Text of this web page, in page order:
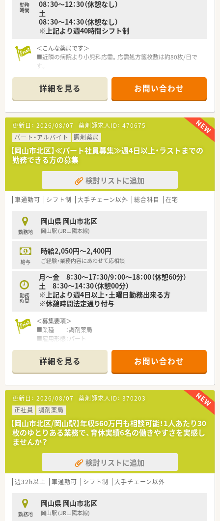
勤務
時間
08：30～12：30（休憩なし）
土
08：30～14：30（休憩なし）
※上記より週40時間シフト制
＜こんな薬局です＞
■近隣の病院より小児科応需。応需処方箋枚数は約80枚/日で
す。
◎
■岡山駅よりバスで10分。大きな通りに面しており、マイカー通
勤もしやすい立地です♪
＜業務内容＞
■処方箋による調剤業務、服薬指導、薬剤情報の提供など
＜研修制度＞
■現場の先輩薬剤師より指導を受けて頂きます。調剤未経験の
方もお気軽にご相談ください。
■岡山県内に4店舗展開している法人になります。幅広い事業展
開をしているため経営も安定しています。
い事業展開をしています。
＜こんな方にもオススメ＞
■県外異動などがなく地域に根差して働きたい方
詳細を見る お問い合わせ
更新日： 2026/08/07 薬剤師求人ID： 470675
パート・アルバイト
調剤薬局
【岡山市北区】≪パート社員募集≫週4日以上・ラストまでの
勤務できる方の募集
検討リストに追加
車通勤可 シフト制 大手チェーン以外 総合科目 在宅
勤務地
岡山県 岡山市北区
岡山駅 (JR山陽本線)
給与
時給2,050円～2,400円
ご経験・業務内容にあわせて応相談
勤務
時間
月～金 8：30～17：30/9：00～18：00（休憩60分）
土 8：30～14：30（休憩00分）
※上記より週4日以上・土曜日勤務出来る方
※休憩時間法定通り付与
＜募集要項＞
■業種 ：調剤薬局
■雇用形態：パート
■資格 ：薬剤師免許をお持ちの方（取得見込みの方を含む）
■給与 ：時給2,050円～2,400円
■勤務時間：月～金 8：30～17：30/9：00～18：00（休憩60分）
土 8：30～14：30（休憩00分）
※上記より週4日以上・土曜日勤務出来る方
■休日 ：日、祝日、その他シフトによる。
■福利厚生諸手当：白衣、調剤印、ロッカー、休憩室、無料駐車場
＜こんな薬局です＞
■岡山県岡山市北区に位置する調剤薬局です。
■国道53号線沿い！岡山駅より3km圏内にある調剤薬局です。黒
のモダンな外壁が目印です。
■投薬台は4カウンターあり、スムーズな投薬を実現されていま
す。
■AI調剤ロボット・一包化監査システムが導入されています。
＜業務内容＞
■処方箋による調剤業務、服薬指導、薬剤情報の提供など
詳細を見る お問い合わせ
更新日： 2026/08/07 薬剤師求人ID： 370203
正社員
調剤薬局
【岡山市北区/岡山駅】年収560万円も相談可能！1人あたり30
枚のゆとりある業務で、育休実績6名の働きやすさを実感し
ませんか？
検討リストに追加
週32h以上 車通勤可 シフト制 大手チェーン以外
勤務地
岡山県 岡山市北区
岡山駅 (JR山陽本線)